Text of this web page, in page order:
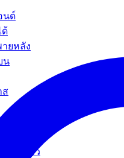
นด์
ด้
ายหลัง
น
ส
พลาสติก
หนังแก้ว